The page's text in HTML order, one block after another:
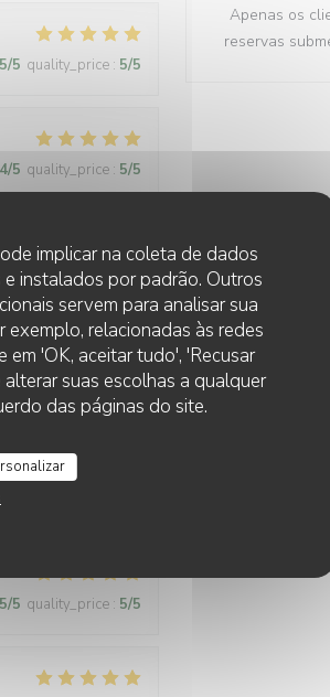
implicar na coleta de dados
instalados por padrão. Outros
servem para analisar sua
relacionadas às redes
'OK, aceitar tudo', 'Recusar
suas escolhas a qualquer
das páginas do site.
5/5 quality_price : 5/5
4/5 quality_price : 5/5
de beau temps,
frites
avec mes
moment
5/5 quality_price : 5/5
Apenas os
reservas